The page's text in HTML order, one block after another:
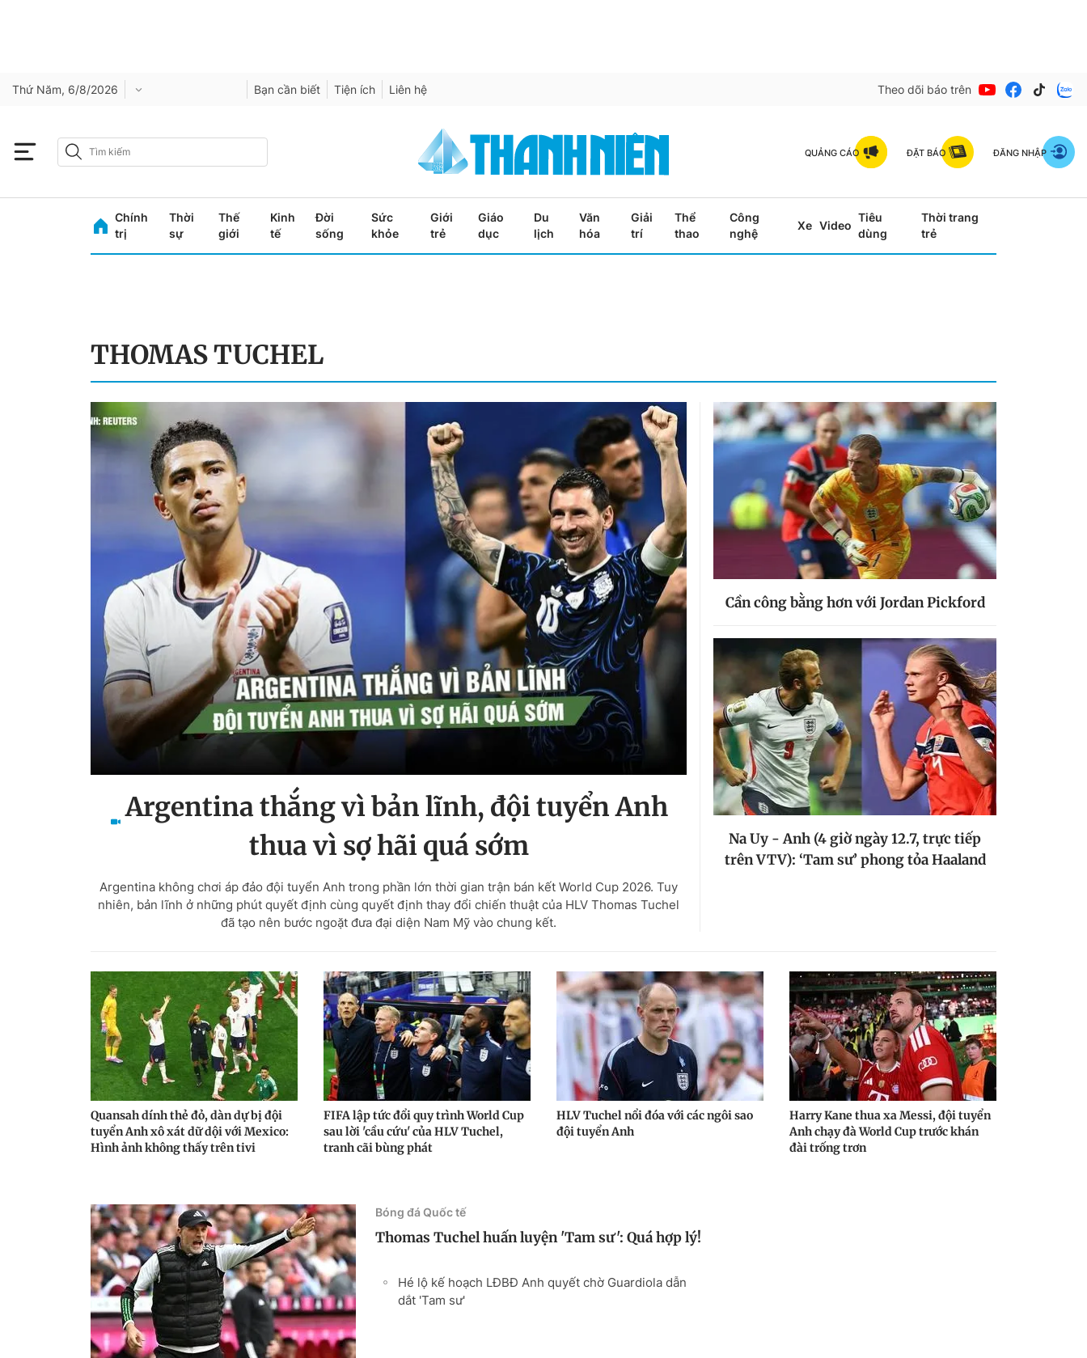
Thứ Năm, 6/8/2026 Bạn cần biết Tiện ích Liên hệ Theo dõi báo trên
QUẢNG CÁO ĐẶT BÁO ĐĂNG NHẬP
Chính
trị
Thời
sự
Thế
giới
Kinh
tế
Đời
sống
Sức
khỏe
Giới
trẻ
Giáo
dục
Du
lịch
Văn
hóa
Giải
trí
Thể
thao
Công
nghệ
Xe Video
Tiêu
dùng
Thời trang
trẻ
THOMAS TUCHEL
Argentina thắng vì bản lĩnh, đội tuyển Anh
thua vì sợ hãi quá sớm
Argentina không chơi áp đảo đội tuyển Anh trong phần lớn thời gian trận bán kết World Cup 2026. Tuy
nhiên, bản lĩnh ở những phút quyết định cùng quyết định thay đổi chiến thuật của HLV Thomas Tuchel
đã tạo nên bước ngoặt đưa đại diện Nam Mỹ vào chung kết.
Cần công bằng hơn với Jordan Pickford
Na Uy - Anh (4 giờ ngày 12.7, trực tiếp
trên VTV): ‘Tam sư’ phong tỏa Haaland
Quansah dính thẻ đỏ, dàn dự bị đội
tuyển Anh xô xát dữ dội với Mexico:
Hình ảnh không thấy trên tivi
FIFA lập tức đổi quy trình World Cup
sau lời 'cầu cứu' của HLV Tuchel,
tranh cãi bùng phát
HLV Tuchel nổi đóa với các ngôi sao
đội tuyển Anh
Harry Kane thua xa Messi, đội tuyển
Anh chạy đà World Cup trước khán
đài trống trơn
Bóng đá Quốc tế
Thomas Tuchel huấn luyện 'Tam sư': Quá hợp lý!
Hé lộ kế hoạch LĐBĐ Anh quyết chờ Guardiola dẫn
dắt 'Tam sư'